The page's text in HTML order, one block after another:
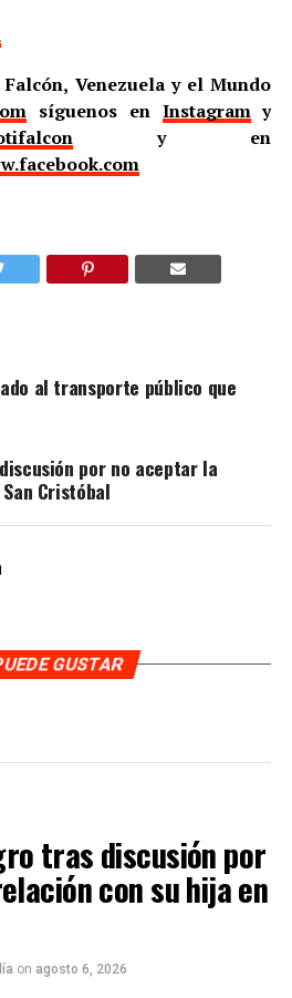
Venezuela y el Mundo
síguenos en Instagramy
y en
al transporte público que
por no aceptar la
Cristóbal
GUSTAR
tras discusión por
con su hija en
on agosto 6, 2026